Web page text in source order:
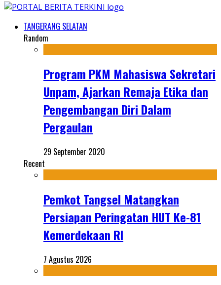
TANGERANG SELATAN
Random
Program PKM Mahasiswa Sekretari
Unpam, Ajarkan Remaja Etika dan
Pengembangan Diri Dalam
Pergaulan
29 September 2020
Recent
Pemkot Tangsel Matangkan
Persiapan Peringatan HUT Ke-81
Kemerdekaan RI
7 Agustus 2026